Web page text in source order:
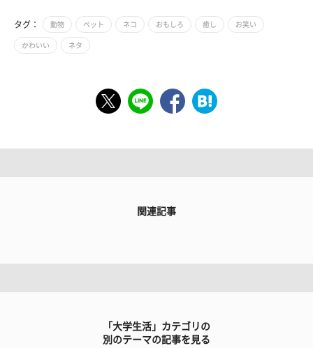
タグ： 動物 ペット ネコ おもしろ 癒し お笑い
かわいい ネタ
関連記事
「大学生活」カテゴリの
別のテーマの記事を見る